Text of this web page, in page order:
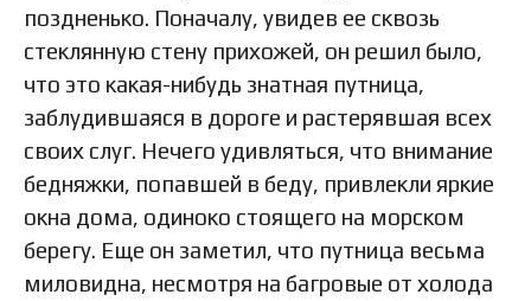
поздненько. Поначалу, увидев ее сквозь
стеклянную стену прихожей, он решил было,
что это какая-нибудь знатная путница,
заблудившаяся в дороге и растерявшая всех
своих слуг. Нечего удивляться, что внимание
бедняжки, попавшей в беду, привлекли яркие
окна дома, одиноко стоящего на морском
берегу. Еще он заметил, что путница весьма
миловидна, несмотря на багровые от холода